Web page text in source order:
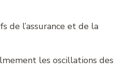
de l’assurance et de la
les oscillations des